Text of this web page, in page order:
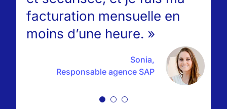
facturation mensuelle en
moins d’une heure. »
Sonia,
Responsable agence SAP
Karen Piaget,
Services
Sans Progisap, nous
ne pourrions pas
nous occuper de nos
200 clients. »
Antoine Bailly,